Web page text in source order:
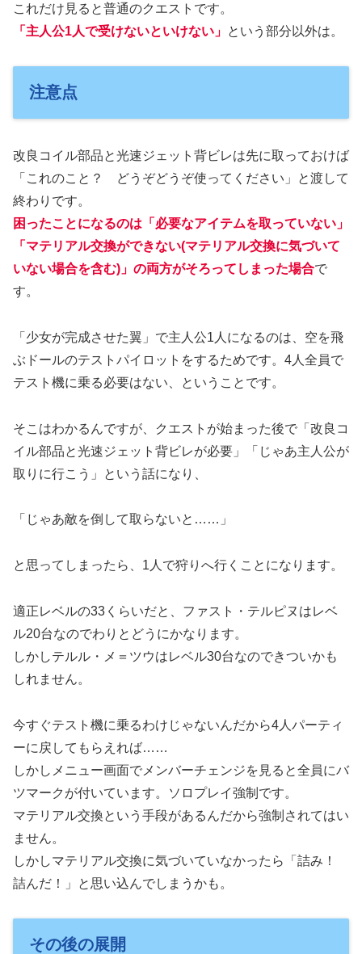
これだけ見ると普通のクエストです。
「主人公1人で受けないといけない」 という部分以外は。
注意点
改良コイル部品と光速ジェット背ビレは先に取っておけば
「これのこと？ どうぞどうぞ使ってください」と渡して
終わりです。
困ったことになるのは「必要なアイテムを取っていない」
「マテリアル交換ができない(マテリアル交換に気づいて
いない場合を含む)」の両方がそろってしまった場合で
す。
「少女が完成させた翼」で主人公1人になるのは、空を飛
ぶドールのテストパイロットをするためです。4人全員で
テスト機に乗る必要はない、ということです。
そこはわかるんですが、クエストが始まった後で「改良コ
イル部品と光速ジェット背ビレが必要」「じゃあ主人公が
取りに行こう」という話になり、
「じゃあ敵を倒して取らないと……」
と思ってしまったら、1人で狩りへ行くことになります。
適正レベルの33くらいだと、ファスト・テルピヌはレベ
ル20台なのでわりとどうにかなります。
しかしテルル・メ＝ツウはレベル30台なのできついかも
しれません。
今すぐテスト機に乗るわけじゃないんだから4人パーティ
ーに戻してもらえれば……
しかしメニュー画面でメンバーチェンジを見ると全員にバ
ツマークが付いています。ソロプレイ強制です。
マテリアル交換という手段があるんだから強制されてはい
ません。
しかしマテリアル交換に気づいていなかったら「詰み！
詰んだ！」と思い込んでしまうかも。
その後の展開